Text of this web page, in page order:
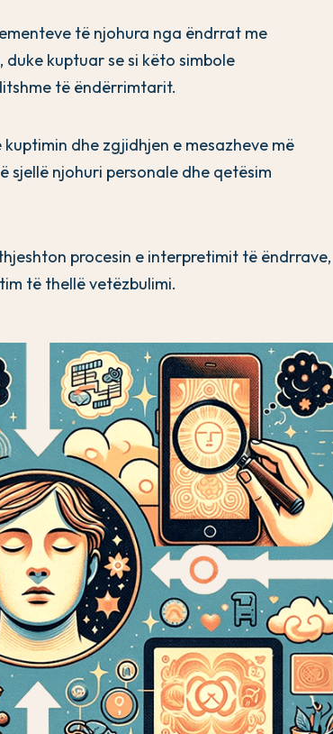
të njohura nga ëndrrat me
kuptuar se si këto simbole
të ëndërrimtarit.
dhe zgjidhjen e mesazheve më
sjellë njohuri personale dhe qetësim
procesin e interpretimit të ëndrrave,
të thellë vetëzbulimi.